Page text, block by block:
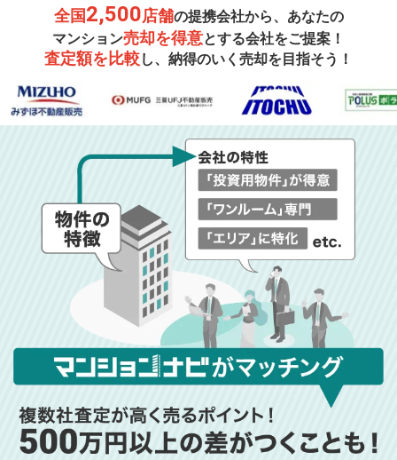
全国2,500店舗の提携会社から、あなたの
マンション売却を得意とする会社をご提案！
査定額を比較し、納得のいく売却を目指そう！